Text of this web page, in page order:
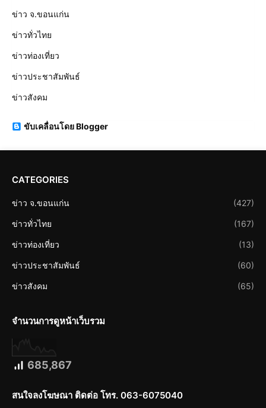
ข่าว จ.ขอนแก่น
ข่าวทั่วไทย
ข่าวท่องเที่ยว
ข่าวประชาสัมพันธ์
ข่าวสังคม
ขับเคลื่อนโดย Blogger
CATEGORIES
ข่าว จ.ขอนแก่น (427)
ข่าวทั่วไทย (167)
ข่าวท่องเที่ยว (13)
ข่าวประชาสัมพันธ์ (60)
ข่าวสังคม (65)
จำนวนการดูหน้าเว็บรวม
685,867
สนใจลงโฆษณา ติดต่อ โทร. 063-6075040